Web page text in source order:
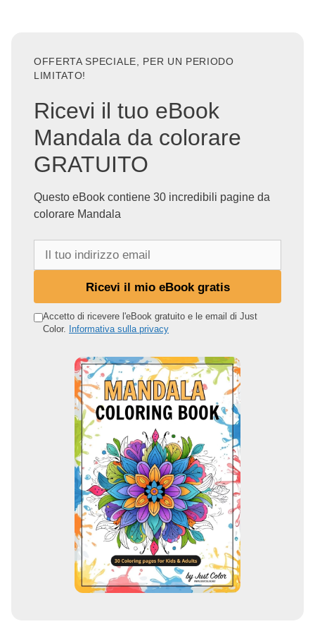
OFFERTA SPECIALE, PER UN PERIODO
LIMITATO!
Ricevi il tuo eBook
Mandala da colorare
GRATUITO
Questo eBook contiene 30 incredibili pagine da
colorare Mandala
o
Ricevi il mio eBook gratis
Accetto di ricevere l'eBook gratuito e le email di Just
Color. Informativa sulla privacy